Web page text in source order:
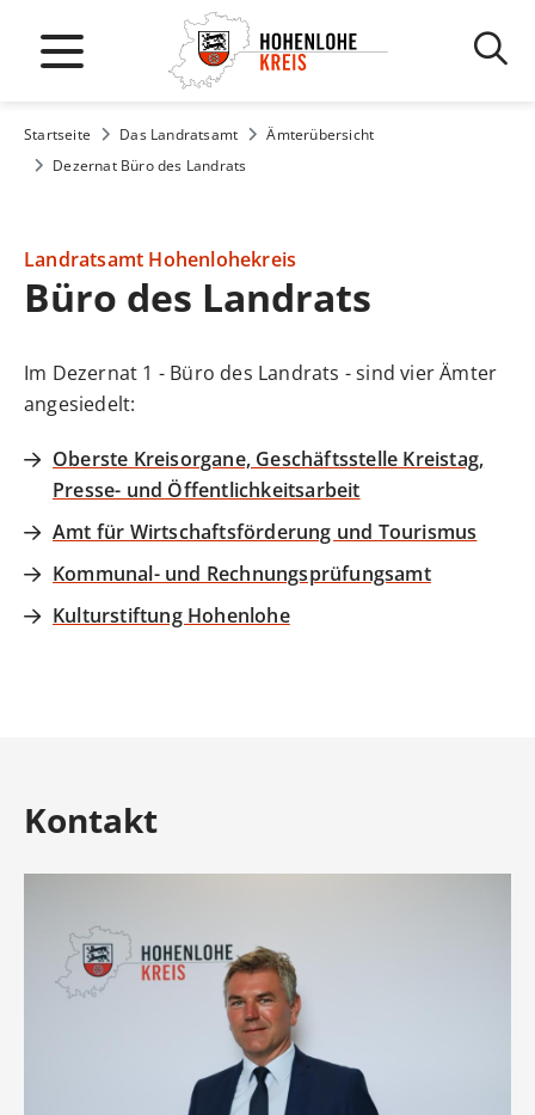
Startseite Das Landratsamt
Ämterübersicht
Dezernat Büro des Landrats
Landratsamt Hohenlohekreis
Büro des Landrats
Im Dezernat 1 - Büro des Landrats - sind vier Ämter
angesiedelt:
Oberste Kreisorgane, Geschäftsstelle Kreistag,
Presse- und Öffentlichkeitsarbeit
Amt für Wirtschaftsförderung und Tourismus
Kommunal- und Rechnungsprüfungsamt
Kulturstiftung Hohenlohe
Kontakt